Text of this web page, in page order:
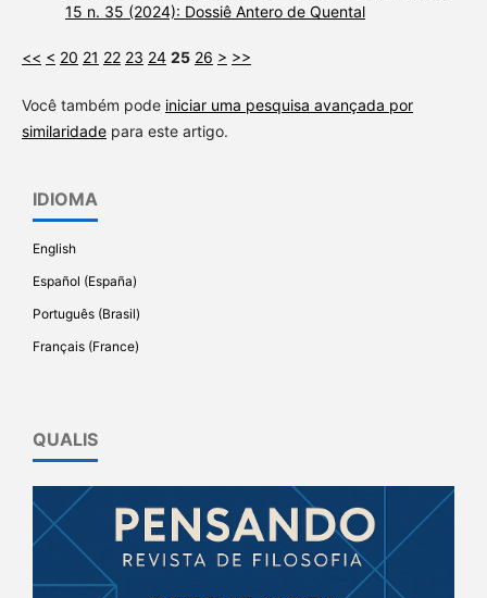
15 n. 35 (2024): Dossiê Antero de Quental
<< < 20 21 22 23 24 25 26 > >>
Você também pode iniciar uma pesquisa avançada por
similaridadepara este artigo.
IDIOMA
English
Español (España)
Português (Brasil)
Français (France)
QUALIS